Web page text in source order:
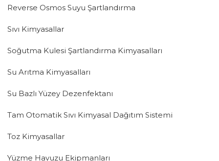
Reverse Osmos Suyu Şartlandırma
Sıvı Kimyasallar
Soğutma Kulesi Şartlandırma Kimyasalları
Su Arıtma Kimyasalları
Su Bazlı Yüzey Dezenfektanı
Tam Otomatik Sıvı Kimyasal Dağıtım Sistemi
Toz Kimyasallar
Yüzme Havuzu Ekipmanları